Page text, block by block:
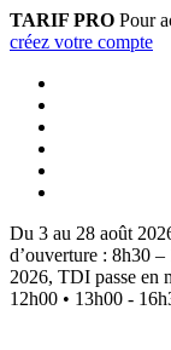
TARIF PRO Pour
créez votre compte
Du 3 au 28 août
d’ouverture : 8h30
2026, TDI passe en
12h00 • 13h00 -